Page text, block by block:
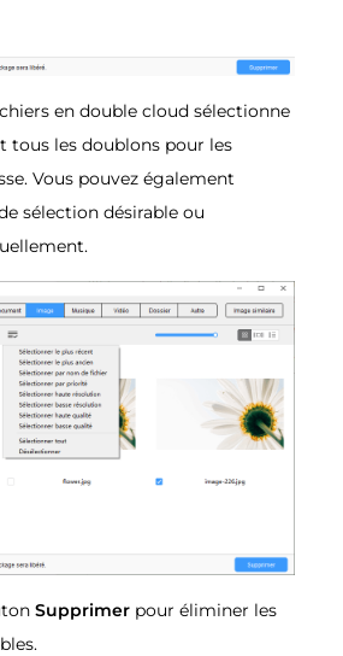
en double cloud sélectionne
tous les doublons pour les
Vous pouvez également
sélection désirable ou
Supprimer pour éliminer les